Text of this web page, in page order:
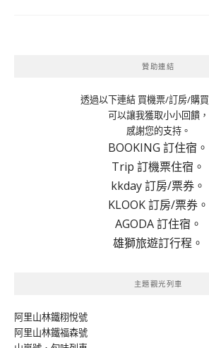
贊助連結
透過以下連結 買機票/訂房/購買
可以讓我獲取小小回饋，
感謝您的支持。
BOOKING 訂住宿。
Trip 訂機票住宿。
kkday 訂房/票券。
KLOOK 訂房/票券。
AGODA 訂住宿。
雄獅旅遊訂行程。
主題觀光列車
阿里山林鐵栩悅號
阿里山林鐵福森號